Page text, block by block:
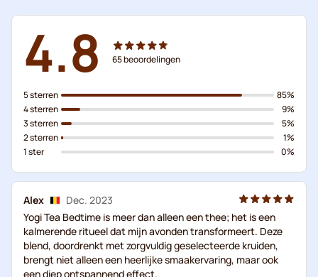
4.8 65beoordelingen
5 sterren
4 sterren
3 sterren
2 sterren
1 ster
85%
9%
5%
1%
0%
Alex
Dec. 2023
Yogi Tea Bedtime is meer dan alleen een thee; het is een
kalmerende ritueel dat mijn avonden transformeert. Deze
blend, doordrenkt met zorgvuldig geselecteerde kruiden,
brengt niet alleen een heerlijke smaakervaring, maar ook
een diep ontspannend effect.